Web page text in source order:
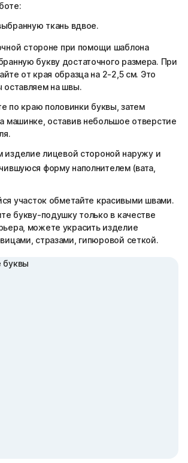
ткань вдвое.
стороне при помощи шаблона
букву достаточного размера. При
от края образца на 2-2,5 см. Это
оставляем на швы.
по краю половинки буквы, затем
машинке, оставив небольшое отверстие
изделие лицевой стороной наружу и
форму наполнителем (вата,
участок обметайте красивыми швами.
букву-подушку только в качестве
можете украсить изделие
стразами, гипюровой сеткой.